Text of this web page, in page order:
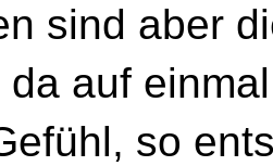
sind aber
auf
so